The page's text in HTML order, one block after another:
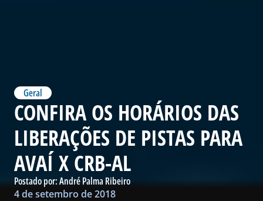
Geral
CONFIRA OS HORÁRIOS DAS
LIBERAÇÕES DE PISTAS PARA
AVAÍ X CRB-AL
Postado por:André Palma Ribeiro
4 de setembro de 2018